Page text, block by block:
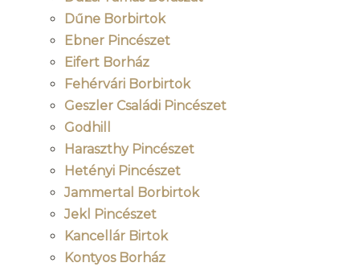
Dűne Borbirtok
Ebner Pincészet
Eifert Borház
Fehérvári Borbirtok
Geszler Családi Pincészet
Godhill
Haraszthy Pincészet
Hetényi Pincészet
Jammertal Borbirtok
Jekl Pincészet
Kancellár Birtok
Kontyos Borház